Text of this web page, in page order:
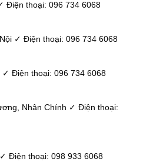
Điện thoại: 096 734 6068
✓ Điện thoại: 096 734 6068
✓ Điện thoại: 096 734 6068
Nhân Chính ✓ Điện thoại:
✓ Điện thoại: 098 933 6068